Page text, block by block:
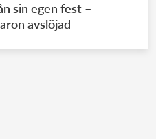
sin egen fest –
avslöjad